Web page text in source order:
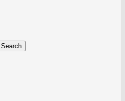
Search